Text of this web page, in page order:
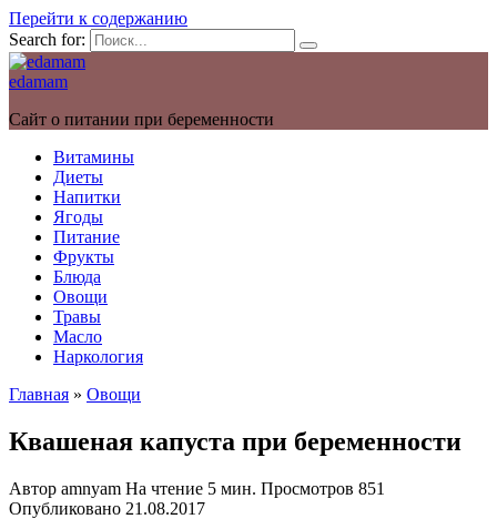
Перейти к содержанию
Search for:
edamam
Сайт о питании при беременности
Витамины
Диеты
Напитки
Ягоды
Питание
Фрукты
Блюда
Овощи
Травы
Масло
Наркология
Главная » Овощи
Квашеная капуста при беременности
Автор amnyam На чтение 5 мин. Просмотров 851
Опубликовано 21.08.2017